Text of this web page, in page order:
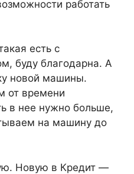
работать
есть с
буду благодарна. А
новой машины.
от времени
в нее нужно больше,
на машину до
Новую в Кредит —